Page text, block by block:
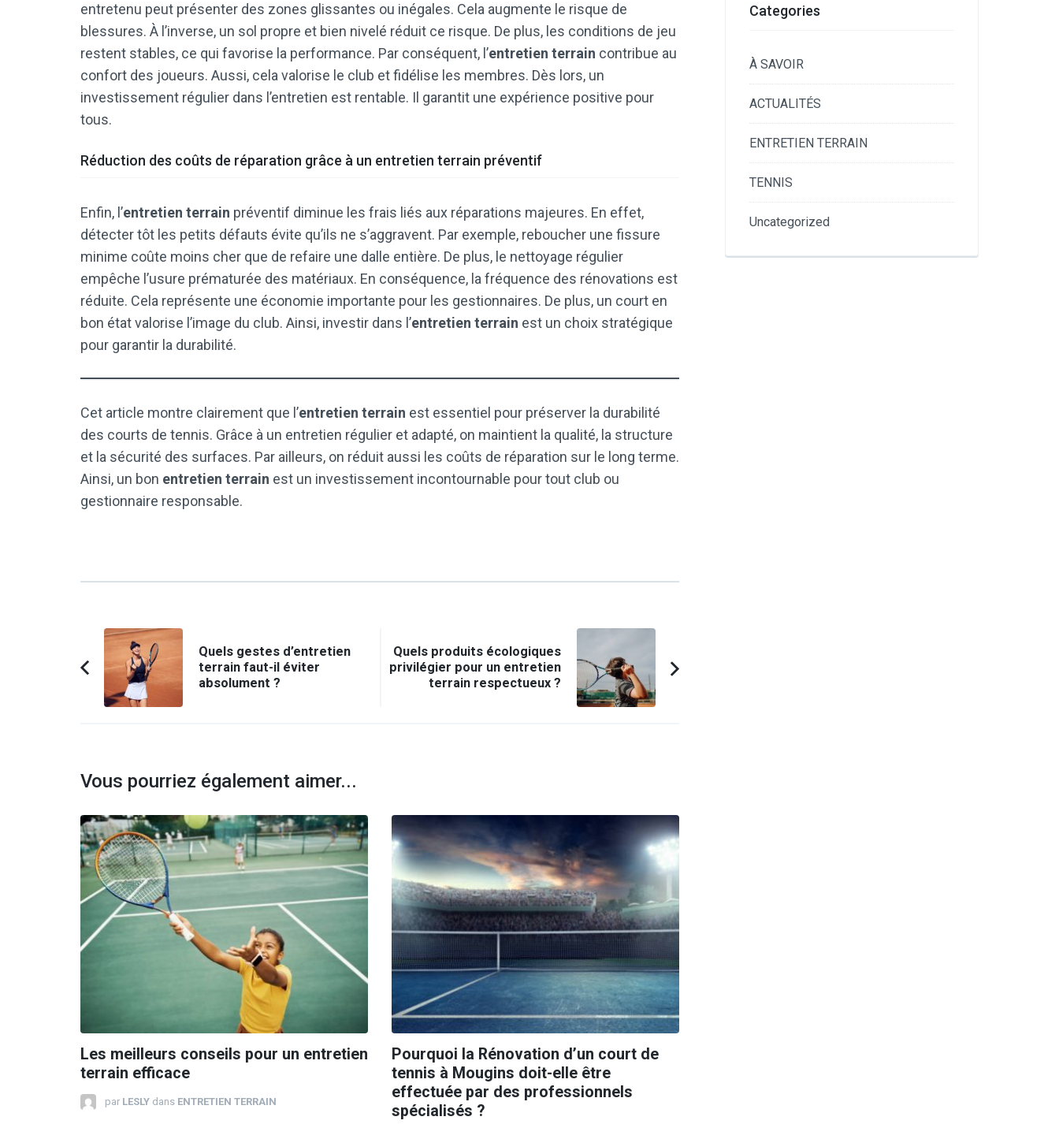
entretenu peut présenter des zones glissantes ou inégales. Cela augmente le risque de
blessures. À l’inverse, un sol propre et bien nivelé réduit ce risque. De plus, les conditions de jeu
restent stables, ce qui favorise la performance. Par conséquent, l’entretien terrain contribue au
confort des joueurs. Aussi, cela valorise le club et fidélise les membres. Dès lors, un
investissement régulier dans l’entretien est rentable. Il garantit une expérience positive pour
tous.
Réduction des coûts de réparation grâce à un entretien terrain préventif
Enfin, l’entretien terrain préventif diminue les frais liés aux réparations majeures. En effet,
détecter tôt les petits défauts évite qu’ils ne s’aggravent. Par exemple, reboucher une fissure
minime coûte moins cher que de refaire une dalle entière. De plus, le nettoyage régulier
empêche l’usure prématurée des matériaux. En conséquence, la fréquence des rénovations est
réduite. Cela représente une économie importante pour les gestionnaires. De plus, un court en
bon état valorise l’image du club. Ainsi, investir dans l’entretien terrain est un choix stratégique
pour garantir la durabilité.
Cet article montre clairement que l’entretien terrain est essentiel pour préserver la durabilité
des courts de tennis. Grâce à un entretien régulier et adapté, on maintient la qualité, la structure
et la sécurité des surfaces. Par ailleurs, on réduit aussi les coûts de réparation sur le long terme.
Ainsi, un bon entretien terrain est un investissement incontournable pour tout club ou
gestionnaire responsable.
Navigation
d'article
Article
précédent :
Quels gestes d’entretien
terrain faut-il éviter
absolument ?
Quels produits écologiques
privilégier pour un entretien
terrain respectueux ?
Vous pourriez également aimer...
Les meilleurs conseils pour un entretien
terrain efficace
par LESLY dans ENTRETIEN TERRAIN
Pourquoi la Rénovation d’un court de
tennis à Mougins doit-elle être
effectuée par des professionnels
spécialisés ?
Categories
À SAVOIR
ACTUALITÉS
ENTRETIEN TERRAIN
TENNIS
Uncategorized